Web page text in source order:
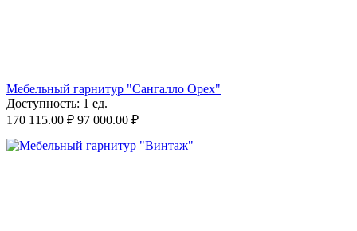
Мебельный гарнитур "Сангалло Орех"
Доступность: 1 ед.
170 115.00 ₽ 97 000.00 ₽